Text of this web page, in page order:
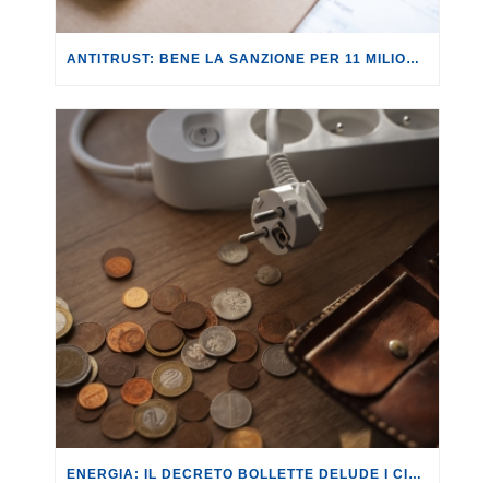
ANTITRUST: BENE LA SANZIONE PER 11 MILIONI A REVOLUT PER PUBBLICITÀ INGANNEVOLE.
ENERGIA: IL DECRETO BOLLETTE DELUDE I CITTADINI, ANCHE NELLA SUA CONVERSIONE IN LEGGE.